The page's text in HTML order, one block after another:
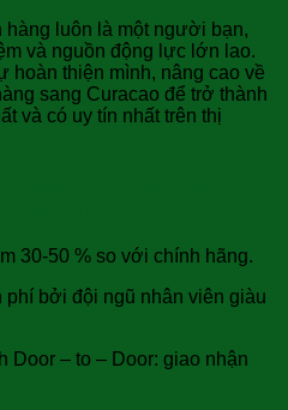
luôn là một người bạn,
và nguồn động lực lớn lao.
hoàn thiện mình, nâng cao về
sang Curacao để trở thành
và có uy tín nhất trên thị
30-50 % so với chính hãng.
bởi đội ngũ nhân viên giàu
Door – to – Door: giao nhận